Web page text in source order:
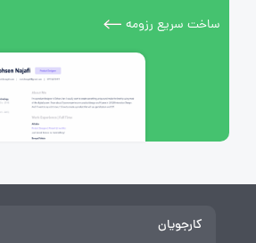
ساخت سریع رزومه
کارجویان